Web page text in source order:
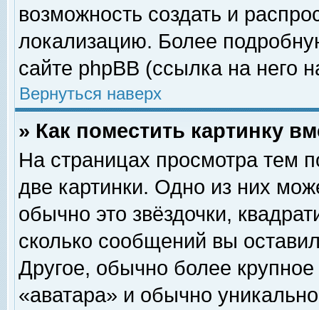
возможность создать и
локализацию. Более
сайте phpBB (ссылка на него
Вернуться наверх
» Как поместить картинку
На страницах просмотра тем
две картинки. Одно из них
обычно это звёздочки,
сколько сообщений вы
Другое, обычно более
«аватара» и обычно